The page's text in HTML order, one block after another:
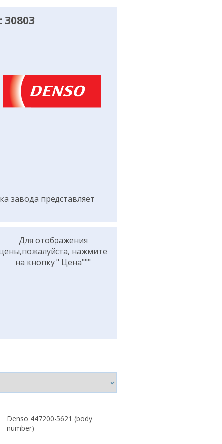
завода представляет
Для отображения
цены,пожалуйста, нажмите
на кнопку " Цена"""
Denso 447200-5621 (body
number)